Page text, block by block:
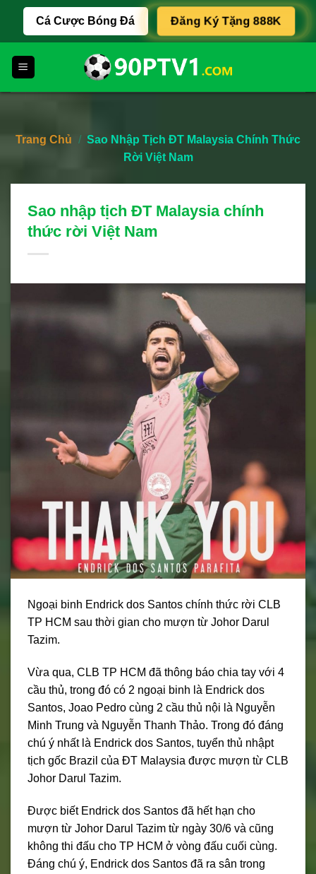
content
Cá Cược Bóng Đá Đăng Ký Tặng 888K
Trang Chủ / Sao Nhập Tịch ĐT Malaysia Chính Thức
Rời Việt Nam
Sao nhập tịch ĐT Malaysia chính
thức rời Việt Nam
Ngoại binh Endrick dos Santos chính thức rời CLB
TP HCM sau thời gian cho mượn từ Johor Darul
Tazim.
Vừa qua, CLB TP HCM đã thông báo chia tay với 4
cầu thủ, trong đó có 2 ngoại binh là Endrick dos
Santos, Joao Pedro cùng 2 cầu thủ nội là Nguyễn
Minh Trung và Nguyễn Thanh Thảo. Trong đó đáng
chú ý nhất là Endrick dos Santos, tuyển thủ nhậpt
tịch gốc Brazil của ĐT Malaysia được mượn từ CLB
Johor Darul Tazim.
Được biết Endrick dos Santos đã hết hạn cho
mượn từ Johor Darul Tazim từ ngày 30/6 và cũng
không thi đấu cho TP HCM ở vòng đấu cuối cùng.
Đáng chú ý, Endrick dos Santos đã ra sân trong